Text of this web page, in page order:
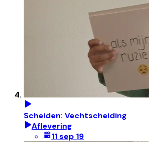
Scheiden: Vechtscheiding
Aflevering
11 sep 19